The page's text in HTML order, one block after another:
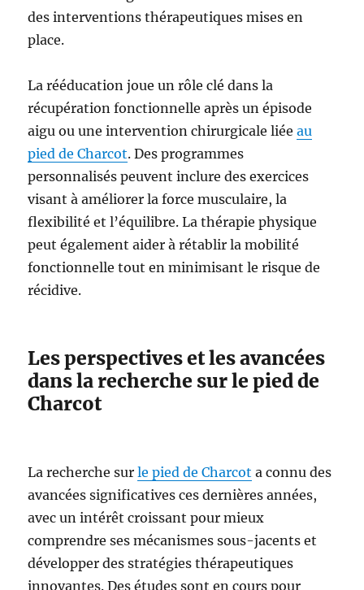
des interventions thérapeutiques mises en
place.
La rééducation joue un rôle clé dans la
récupération fonctionnelle après un épisode
aigu ou une intervention chirurgicale liéeau
pied de Charcot. Des programmes
personnalisés peuvent inclure des exercices
visant à améliorer la force musculaire, la
flexibilité et l’équilibre. La thérapie physique
peut également aider à rétablir la mobilité
fonctionnelle tout en minimisant le risque de
récidive.
Les perspectives et les avancées
dans la recherche sur le pied de
Charcot
La recherche surle pied de Charcot a connu des
avancées significatives ces dernières années,
avec un intérêt croissant pour mieux
comprendre ses mécanismes sous-jacents et
développer des stratégies thérapeutiques
innovantes. Des études sont en cours pour